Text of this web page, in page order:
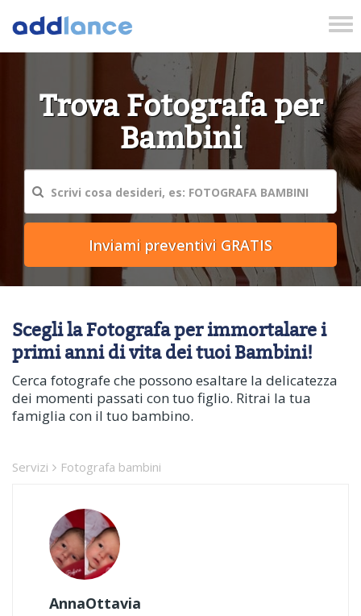
Trova Fotografa per
Bambini
Scegli la Fotografa per immortalare i
primi anni di vita dei tuoi Bambini!
Cerca fotografe che possono esaltare la delicatezza
dei momenti passati con tuo figlio. Ritrai la tua
famiglia con il tuo bambino.
Servizi Fotografa bambini
AnnaOttavia